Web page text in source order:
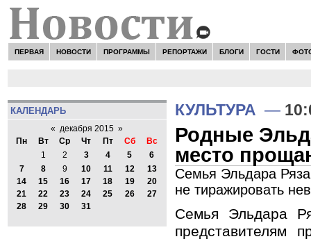
ПЕРВАЯ НОВОСТИ ПРОГРАММЫ РЕПОРТАЖИ БЛОГИ ГОСТИ
КАЛЕНДАРЬ
« декабря 2015 »
Пн
Вт Ср Чт Пт Сб
Вс
1
2 3 4 5
6
7
8 9 10 11 12
13
14
15 16 17 18 19
20
21
22 23 24 25 26
27
28
29 30 31
КУЛЬТУРА —
Родные
место
Семья Эльдара
не тиражировать
Семья Эльдара
представителям